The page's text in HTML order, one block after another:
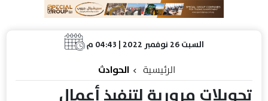
السبت 26 نوفمبر 2022 | 04:43 م
الرئيسية الحوادث
تحويلات مرورية لتنفيذ أعمال